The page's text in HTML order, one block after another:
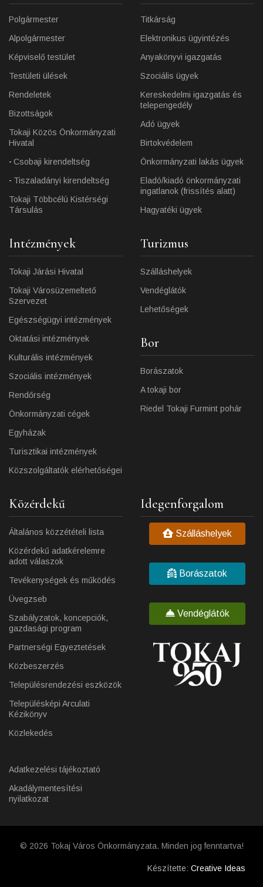
Polgármester
Alpolgármester
Képviselő testület
Testületi ülések
Rendeletek
Bizottságok
Tokaji Közös Önkormányzati
Hivatal
Csobaji kirendeltség
Tiszaladányi kirendeltség
Tokaji Többcélú Kistérségi
Társulás
Titkárság
Elektronikus ügyintézés
Anyakönyvi igazgatás
Szociális ügyek
Kereskedelmi igazgatás és
telepengedély
Adó ügyek
Birtokvédelem
Önkormányzati lakás ügyek
Eladó/kiadó önkormányzati
ingatlanok (frissítés alatt)
Hagyatéki ügyek
Intézmények
Tokaji Járási Hivatal
Tokaji Városüzemeltető
Szervezet
Egészségügyi intézmények
Oktatási intézmények
Kulturális intézmények
Szociális intézmények
Rendőrség
Önkormányzati cégek
Egyházak
Turisztikai intézmények
Közszolgáltatók elérhetőségei
Turizmus
Szálláshelyek
Vendéglátók
Lehetőségek
Bor
Borászatok
A tokaji bor
Riedel Tokaji Furmint pohár
Közérdekű
Általános közzétételi lista
Közérdekű adatkérelemre
adott válaszok
Tevékenységek és működés
Üvegzseb
Szabályzatok, koncepciók,
gazdasági program
Partnerségi Egyeztetések
Közbeszerzés
Településrendezési eszközök
Településképi Arculati
Kézikönyv
Közlekedés
Adatkezelési tájékoztató
Akadálymentesítési
nyilatkozat
Idegenforgalom
Szálláshelyek
Borászatok
Vendéglátók
© 2026 Tokaj Város Önkormányzata. Minden jog fenntartva!
Készítette: Creative Ideas